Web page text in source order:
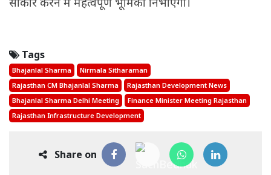
Tags
Bhajanlal Sharma
Nirmala Sitharaman
Rajasthan CM Bhajanlal Sharma
Rajasthan Development News
Bhajanlal Sharma Delhi Meeting
Finance Minister Meeting Rajasthan
Rajasthan Infrastructure Development
Share on